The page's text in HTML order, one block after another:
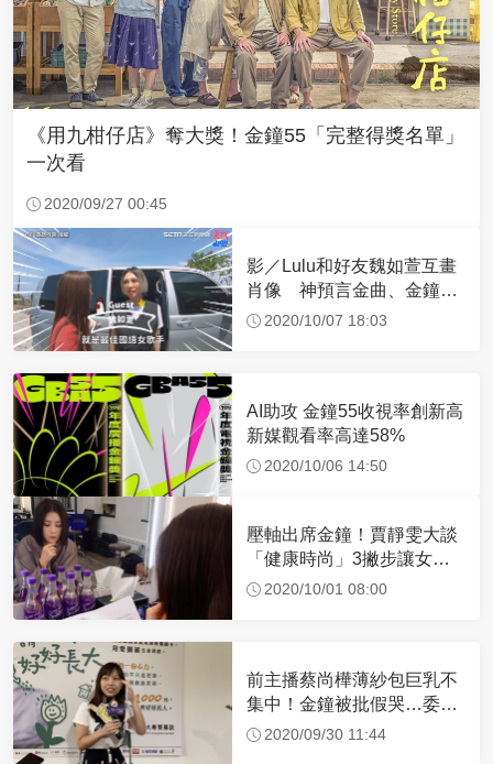
《用九柑仔店》奪大獎！金鐘55「完整得獎名單」
一次看
2020/09/27 00:45
影／Lulu和好友魏如萱互畫
肖像 神預言金曲、金鐘得
主 2020/10/07 18:03
AI助攻 金鐘55收視率創新高
新媒觀看率高達58%
2020/10/06 14:50
壓軸出席金鐘！賈靜雯大談
「健康時尚」3撇步讓女孩
更漂亮
2020/10/01 08:00
前主播蔡尚樺薄紗包巨乳不
集中！金鐘被批假哭…委屈
說話了
2020/09/30 11:44